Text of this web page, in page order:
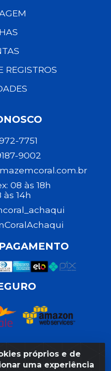
próprios e de
uma experiência
REGISTROS
7751
9002
08 às 18h
às 14h
- Rua da Praia, 103 -